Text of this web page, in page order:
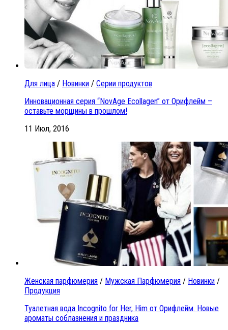
Для лица / Новинки / Серии продуктов
Инновационная серия “NovAge Ecollagen” от Орифлейм –
оставьте морщины в прошлом!
11 Июл, 2016
Женская парфюмерия / Мужская Парфюмерия / Новинки /
Продукция
Туалетная вода Incognito for Her, Him от Орифлейм. Новые
ароматы соблазнения и праздника